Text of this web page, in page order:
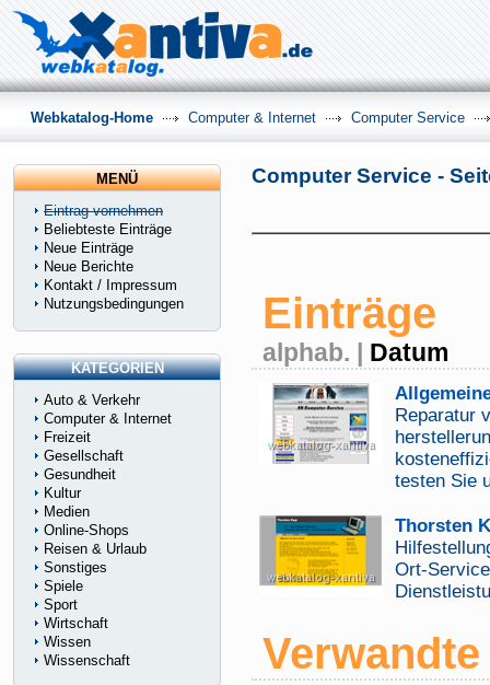
Computer Service -
Einträge
alphab. | Datum
Reparatur
testen Sie
Thorsten
Ort-
Webkatalog-Home Computer & Internet Computer Service
MENÜ
Eintrag vornehmen
Beliebteste Einträge
Neue Einträge
Neue Berichte
Kontakt / Impressum
Nutzungsbedingungen
KATEGORIEN
Auto & Verkehr
Computer & Internet
Freizeit
Gesellschaft
Gesundheit
Kultur
Medien
Online-Shops
Reisen & Urlaub
Sonstiges
Spiele
Sport
Wirtschaft
Wissen
Wissenschaft